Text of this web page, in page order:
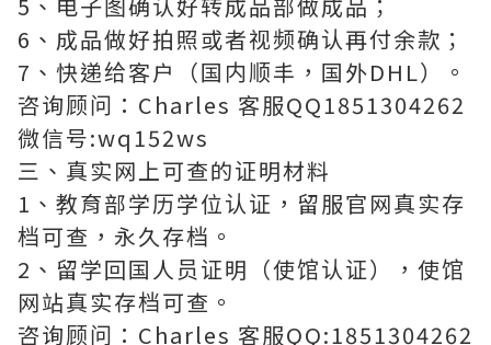
6、成品做好拍照或者视频确认再付余款；
7、快递给客户（国内顺丰，国外DHL）。
咨询顾问：Charles 客服QQ1851304262
微信号:wq152ws
三、真实网上可查的证明材料
1、教育部学历学位认证，留服官网真实存
档可查，永久存档。
2、留学回国人员证明（使馆认证），使馆
网站真实存档可查。
咨询顾问：Charles 客服QQ:1851304262